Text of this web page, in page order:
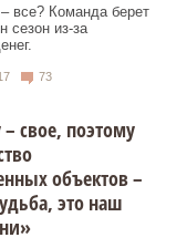
все? Команда берет
сезон из-за
73
свое, поэтому
объектов –
это наш